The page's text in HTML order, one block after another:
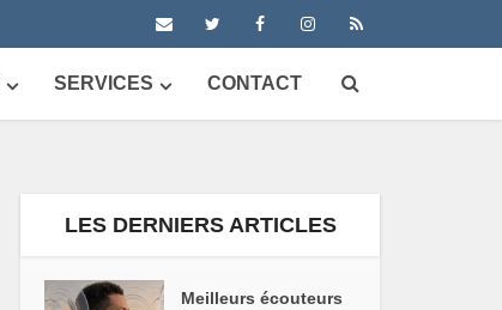
SERVICES CONTACT
LES DERNIERS ARTICLES
Meilleurs écouteurs